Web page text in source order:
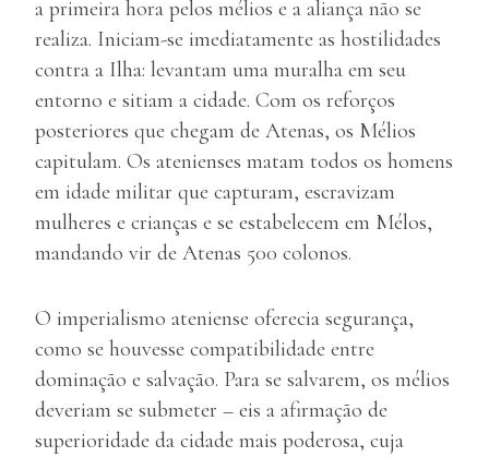
a primeira hora pelos mélios e a aliança não se
realiza. Iniciam-se imediatamente as hostilidades
contra a Ilha: levantam uma muralha em seu
entorno e sitiam a cidade. Com os reforços
posteriores que chegam de Atenas, os Mélios
capitulam. Os atenienses matam todos os homens
em idade militar que capturam, escravizam
mulheres e crianças e se estabelecem em Mélos,
mandando vir de Atenas 500 colonos.
O imperialismo ateniense oferecia segurança,
como se houvesse compatibilidade entre
dominação e salvação. Para se salvarem, os mélios
deveriam se submeter – eis a afirmação de
superioridade da cidade mais poderosa, cuja